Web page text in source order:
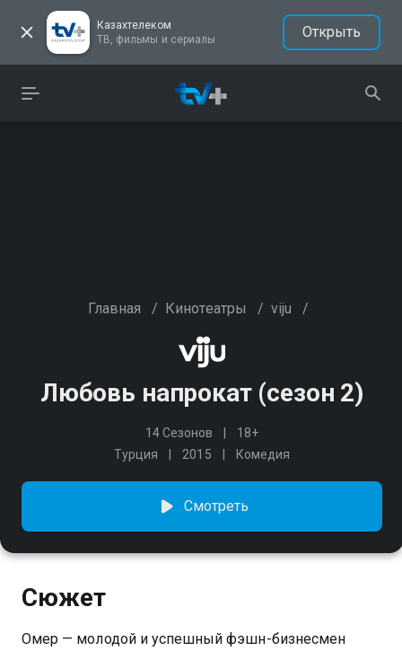
Казахтелеком
ТВ, фильмы и сериалы
Открыть
Главная / Кинотеатры / viju /
Любовь напрокат (сезон 2)
14 Сезонов
18+
Турция
2015 Комедия
Смотреть
Сюжет
Омер — молодой и успешный фэшн-бизнесмен